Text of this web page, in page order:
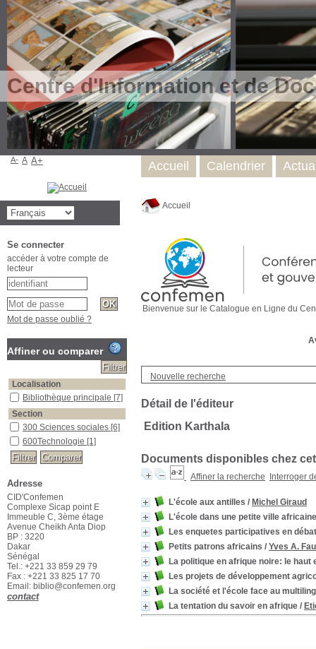
Centre d'Information et de
Accueil
Bienvenue sur le Catalogue en Ligne
Nouvelle recherche
Détail de l'éditeur
Edition Karthala
Documents disponibles chez
Affiner la recherche Interroger
L'école aux antilles / Michel Giraud
L'école dans une petite ville
Les enquetes participatives en débat
Petits patrons africains / Yves A.
La politique en afrique noire: le haut
Les projets de développement
La société et l'école face au
La tentation du savoir en afrique /
Accueil Calendrier
A- A A+
Se connecter
accéder à votre compte de
lecteur
Mot de passe oublié ?
Affiner ou comparer
Localisation
Bibliothèque principale [7]
Section
300 Sciences sociales [6]
600Technologie [1]
Adresse
CID'Confemen
Complexe Sicap point E
Immeuble C, 3ème étage
Avenue Cheikh Anta Diop
BP : 3220
Dakar
Sénégal
Tel.: +221 33 859 29 79
Fax : +221 33 825 17 70
Email: biblio@confemen.org
contact